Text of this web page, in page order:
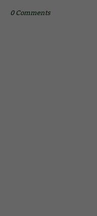
0 Comments